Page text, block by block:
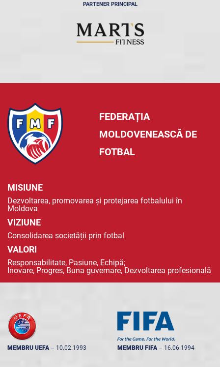
PARTENER PRINCIPAL
FEDERAȚIA
MOLDOVENEASCĂ DE
FOTBAL
MISIUNE
Dezvoltarea, promovarea și protejarea fotbalului în
Moldova
VIZIUNE
Consolidarea societății prin fotbal
VALORI
Responsabilitate, Pasiune, Echipă;
Inovare, Progres, Buna guvernare, Dezvoltarea profesională
MEMBRU UEFA -- 10.02.1993 MEMBRU FIFA -- 16.06.1994